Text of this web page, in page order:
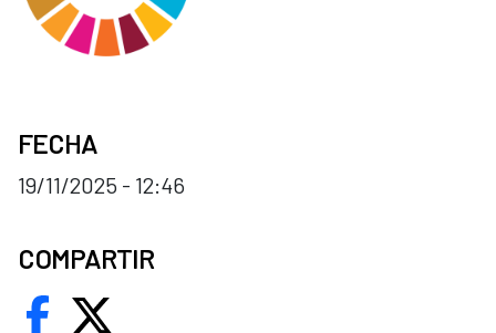
FECHA
19/11/2025 - 12:46
COMPARTIR